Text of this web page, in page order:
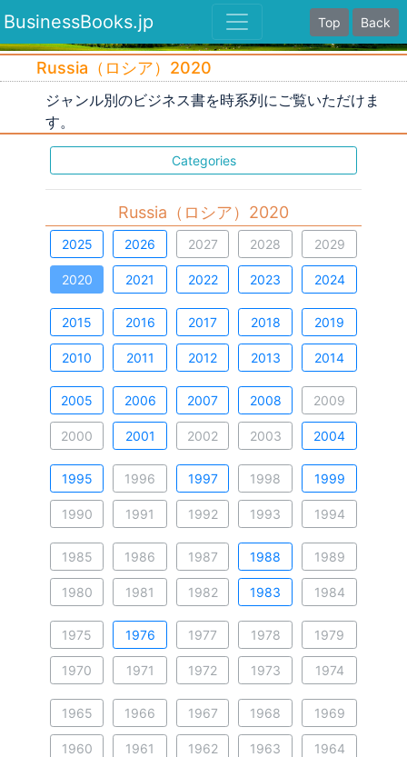
BusinessBooks.jp Top Back
Russia（ロシア）2020
ジャンル別のビジネス書を時系列にご覧いただけま
す。
Categories
Russia（ロシア）2020
2025 2026 2027 2028 2029
2020 2021 2022 2023 2024
2015 2016 2017 2018 2019
2010 2011 2012 2013 2014
2005 2006 2007 2008 2009
2000 2001 2002 2003 2004
1995 1996 1997 1998 1999
1990 1991 1992 1993 1994
1985 1986 1987 1988 1989
1980 1981 1982 1983 1984
1975 1976 1977 1978 1979
1970 1971 1972 1973 1974
1965 1966 1967 1968 1969
1960 1961 1962 1963 1964